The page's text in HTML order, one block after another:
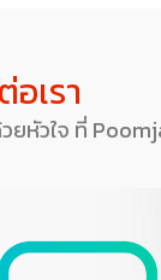
เรา
ยหัวใจ ที่